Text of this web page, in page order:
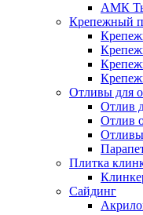
АМК
Крепежный
Отливы для
Отлив
Отлив
Отливы
Плитка
Сайдинг